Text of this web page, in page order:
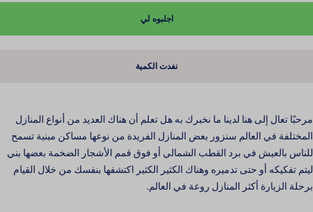
اجلبوه لي
نفدت الكمية
مرحبًا تعال إلى هنا لدينا ما نخبرك به هل تعلم أن هناك العديد من أنواع المنازل
المختلفة في العالم سنزور بعض المنازل الفريدة من نوعها مساكن مبنية تسمح
للناس بالعيش في برد القطب الشمالي أو فوق قمم الأشجار الضخمة بعضها بني
ليتم تفكيكه أو حتى تدميره وهناك الكثير الكثير اكتشفها بنفسك من خلال القيام
برحلة الزيارة أكثر المنازل روعة في العالم.